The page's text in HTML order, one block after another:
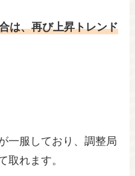
は、再び上昇トレンド
一服しており、調整局
取れます。